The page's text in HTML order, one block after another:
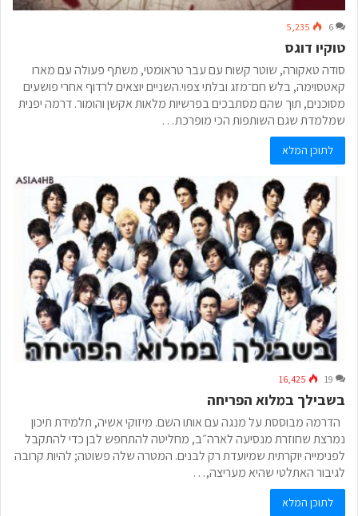
6
5,235
טוקיו דוגס
סודה טאקורה, שוטר קשוח עם עבר טראומטי, משתף פעולה עם מארו
קאטסוימה, בלש חם־מזג ובלתי צפוי.השניים יוצאים לרדוף אחרי פושעים
מסוכנים, תוך שהם מסתבכים בפרשיות מלאות אקשן והומור. דרמה יפנית
שמלמדת שגם השותפות הכי מופרכת…
לתוכן המלא
19
16,425
בשבילך במלוא הפריחה
הדרמה מבוססת על מנגה עם אותו השם. מיזוקי אשיה, תלמידת תיכון
נמרצת שחוזרת מנסיעה לארה״ב, מחליטה להתחפש לבן כדי להתקבל
לפנימייה יוקרתית שמיועדת רק לבנים. המטרה שלה פשוטה; להיות קרובה
לגיבור האתלטי שהיא מעריצה,…
לתוכן המלא